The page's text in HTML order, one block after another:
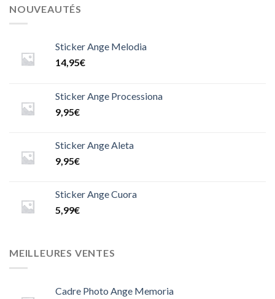
NOUVEAUTÉS
Sticker Ange Melodia
14,95€
Sticker Ange Processiona
9,95€
Sticker Ange Aleta
9,95€
Sticker Ange Cuora
5,99€
MEILLEURES VENTES
Cadre Photo Ange Memoria